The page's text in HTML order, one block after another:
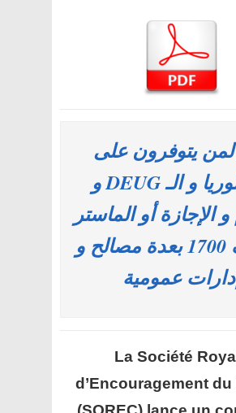
يتوفرون على
البكالوريا و الـ DEUG و
و الإجازة أو الماستر
توظيف 1700 بعدة مصالح و
عمومية
La Société
d’Encouragement du